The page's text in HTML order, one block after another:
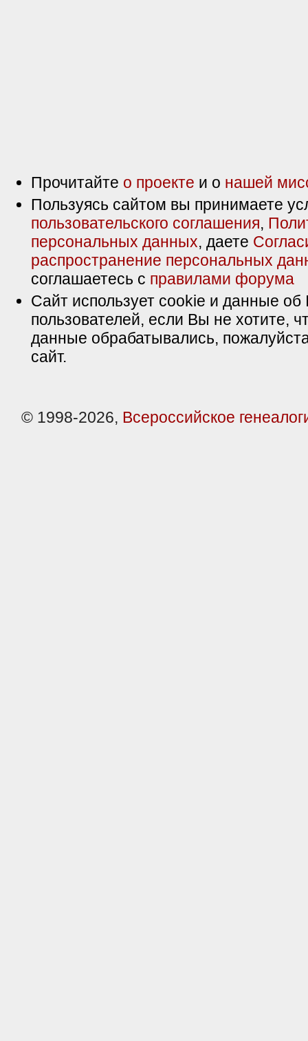
Прочитайте о проекте и о нашей
Пользуясь сайтом вы принимаете
пользовательского соглашения,
персональных данных, даете
распространение персональных
соглашаетесь с правилами форума
Сайт использует cookie и данные об
пользователей, если Вы не хотите,
данные обрабатывались,
сайт.
© 1998-2026, Всероссийское